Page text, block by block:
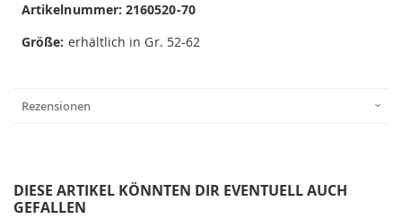
Artikelnummer: 2160520-70
Größe: erhältlich in Gr. 52-62
Rezensionen
DIESE ARTIKEL KÖNNTEN DIR EVENTUELL AUCH
GEFALLEN